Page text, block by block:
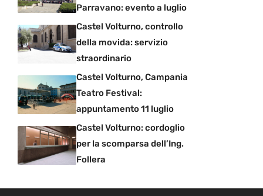
Parravano: evento a luglio
Castel Volturno, controllo
della movida: servizio
straordinario
Castel Volturno, Campania
Teatro Festival:
appuntamento 11 luglio
Castel Volturno: cordoglio
per la scomparsa dell’Ing.
Follera